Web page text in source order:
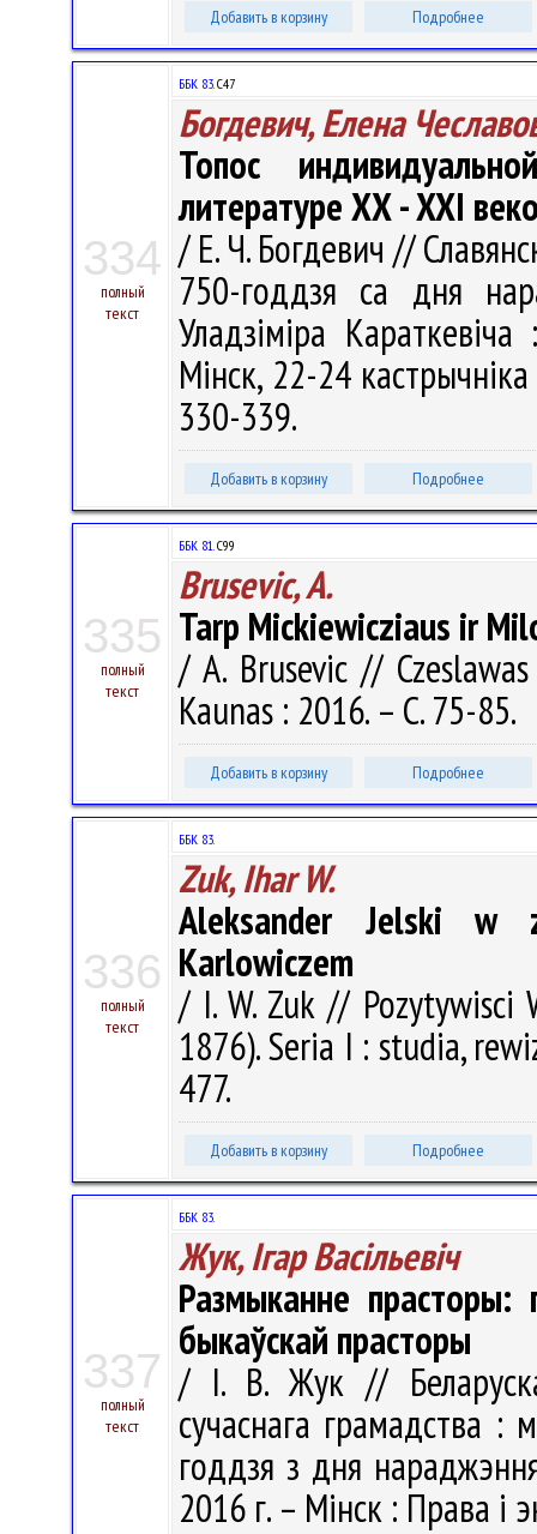
Добавить в корзину Подробнее
334
полный
текст
ББК 83.С47
Богдевич, Елена
Топос
литературе ХХ - XXI
/ Е. Ч. Богдевич //
750-годдзя са дня
Уладзіміра
Мінск, 22-24
330-339.
Добавить в корзину Подробнее
335
полный
текст
ББК 81.С99
Brusevic, A.
Tarp Mickiewicziaus ir
/ A. Brusevic //
Kaunas : 2016. – С. 75-85.
Добавить в корзину Подробнее
336
полный
текст
ББК 83.
Zuk, Ihar W.
Aleksander Jelski w
Karlowiczem
/ I. W. Zuk // Pozytywisci
1876). Seria I : studia,
477.
Добавить в корзину Подробнее
337
полный
текст
ББК 83.
Жук, Ігар Васільевіч
Размыканне прасторы:
быкаўскай прасторы
/ І. В. Жук //
сучаснага грамадства
годдзя з дня
2016 г. – Мінск : Права і